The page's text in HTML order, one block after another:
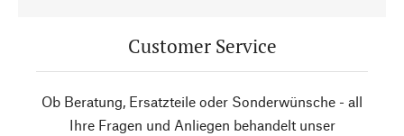
Customer Service
Ob Beratung, Ersatzteile oder Sonderwünsche - all
Ihre Fragen und Anliegen behandelt unser